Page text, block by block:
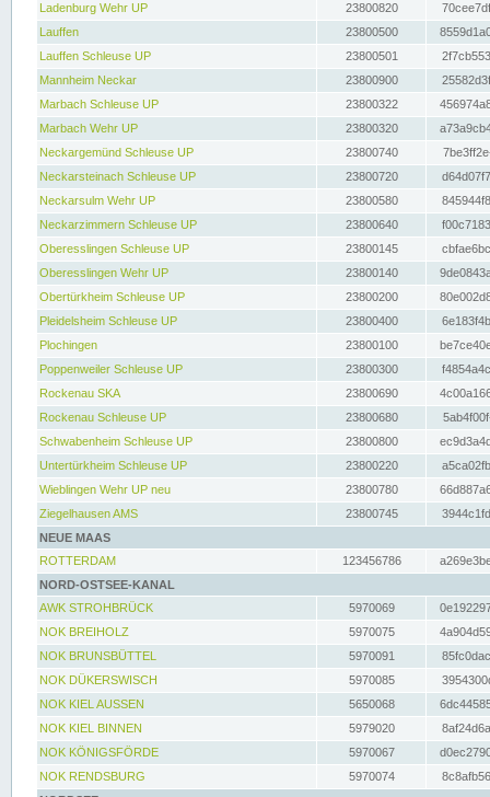
Ladenburg Wehr UP
23800820
Lauffen
23800500
Lauffen Schleuse UP
23800501
Mannheim Neckar
23800900
Marbach Schleuse UP
23800322
Marbach Wehr UP
23800320
Neckargemünd Schleuse UP
23800740
Neckarsteinach Schleuse UP
23800720
Neckarsulm Wehr UP
23800580
Neckarzimmern Schleuse UP
23800640
Oberesslingen Schleuse UP
23800145
Oberesslingen Wehr UP
23800140
Obertürkheim Schleuse UP
23800200
Pleidelsheim Schleuse UP
23800400
Plochingen
23800100
Poppenweiler Schleuse UP
23800300
Rockenau SKA
23800690
Rockenau Schleuse UP
23800680
Schwabenheim Schleuse UP
23800800
Untertürkheim Schleuse UP
23800220
Wieblingen Wehr UP neu
23800780
Ziegelhausen AMS
23800745
NEUE MAAS
ROTTERDAM
123456786
NORD-OSTSEE-KANAL
AWK STROHBRÜCK
5970069
NOK BREIHOLZ
5970075
NOK BRUNSBÜTTEL
5970091
NOK DÜKERSWISCH
5970085
NOK KIEL AUSSEN
5650068
NOK KIEL BINNEN
5979020
NOK KÖNIGSFÖRDE
5970067
NOK RENDSBURG
5970074